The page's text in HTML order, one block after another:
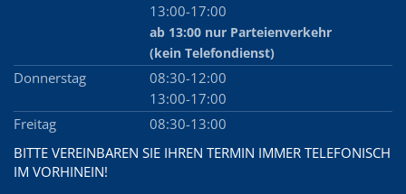
13:00-17:00
ab 13:00 nur Parteienverkehr
(kein Telefon­dienst)
Donnerstag
08:30-12:00
13:00-17:00
Freitag
08:30-13:00
BITTE VEREINBAREN SIE IHREN TERMIN IMMER TELEFONISCH
IM VORHINEIN!